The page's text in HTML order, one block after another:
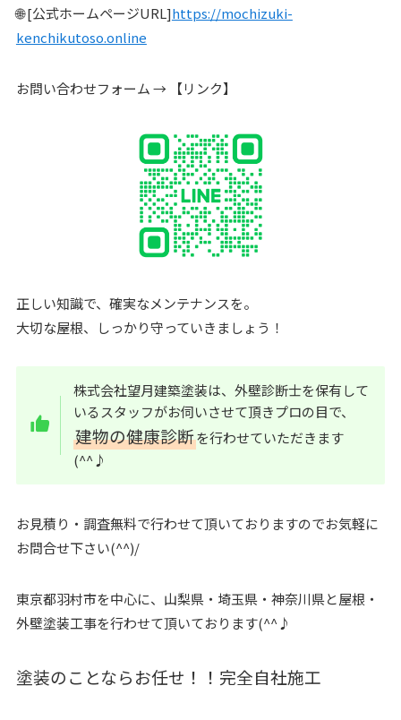
🌐 [公式ホームページURL]https://mochizuki-
kenchikutoso.online
お問い合わせフォーム → 【リンク】
正しい知識で、確実なメンテナンスを。
大切な屋根、しっかり守っていきましょう！
株式会社望月建築塗装は、外壁診断士を保有して
いるスタッフがお伺いさせて頂きプロの目で、
建物の健康診断を行わせていただきます
(^^♪
お見積り・調査無料で行わせて頂いておりますのでお気軽に
お問合せ下さい(^^)/
東京都羽村市を中心に、山梨県・埼玉県・神奈川県と屋根・
外壁塗装工事を行わせて頂いております(^^♪
塗装のことならお任せ！！完全自社施工